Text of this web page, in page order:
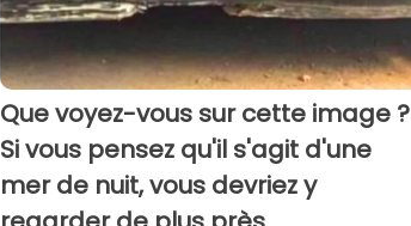
Que voyez-vous sur cette image ?
Si vous pensez qu'il s'agit d'une
mer de nuit, vous devriez y